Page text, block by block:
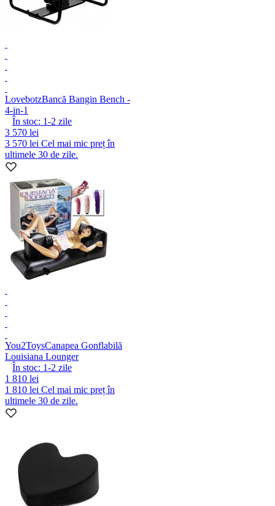
LovebotzBancă Bangin Bench -
4-in-1
În stoc: 1-2 zile
3 570 lei
3 570 lei Cel mai mic preț în
ultimele 30 de zile.
You2ToysCanapea Gonflabilă
Louisiana Lounger
În stoc: 1-2 zile
1 810 lei
1 810 lei Cel mai mic preț în
ultimele 30 de zile.